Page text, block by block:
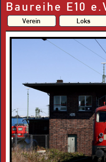
Baureihe E10
Verein Loks